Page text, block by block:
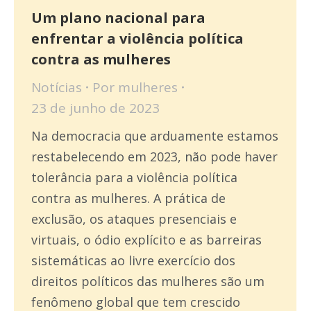
Um plano nacional para
enfrentar a violência política
contra as mulheres
Notícias Por mulheres
23 de junho de 2023
Na democracia que arduamente estamos
restabelecendo em 2023, não pode haver
tolerância para a violência política
contra as mulheres. A prática de
exclusão, os ataques presenciais e
virtuais, o ódio explícito e as barreiras
sistemáticas ao livre exercício dos
direitos políticos das mulheres são um
fenômeno global que tem crescido